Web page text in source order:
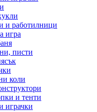
и работилници
игра
писти
коли
и тенти
играчки